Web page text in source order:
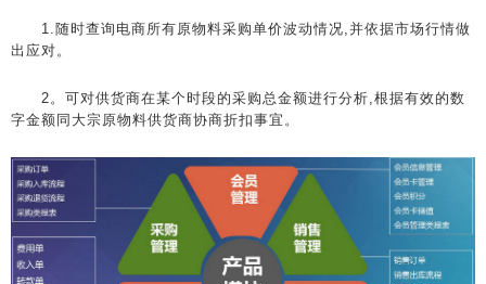
1.随时查询电商所有原物料采购单价波动情况,并依据市场行情做
出应对。
2。可对供货商在某个时段的采购总金额进行分析,根据有效的数
字金额同大宗原物料供货商协商折扣事宜。